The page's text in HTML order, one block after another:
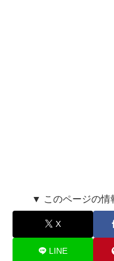
▼ このページの情
X
LINE